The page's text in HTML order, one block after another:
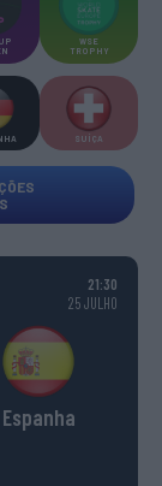
WSE
TROPHY
SUÍÇA
21:30
25 JULHO
Espanha